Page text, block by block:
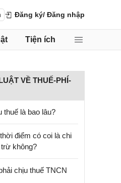
Đăng ký/ Đăng nhập
Tiện ích
VỀ THUẾ-PHÍ-
thuế là bao lâu?
điểm có coi là chi
không?
chịu thuế TNCN